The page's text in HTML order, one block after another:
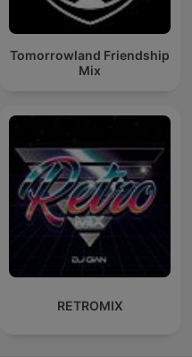
Tomorrowland Friendship
Mix
RETROMIX